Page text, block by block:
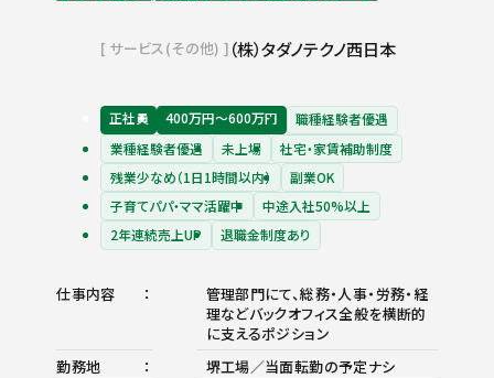
サービス(その他) （株）タダノテクノ西日本
正社員 400万円〜600万円
職種経験者優遇
業種経験者優遇
未上場
社宅・家賃補助制度
残業少なめ（1日1時間以内）
副業OK
子育てパパ・ママ活躍中
中途入社50%以上
2年連続売上UP
退職金制度あり
仕事内容
管理部門にて、総務・人事・労務・経
理などバックオフィス全般を横断的
に支えるポジション
勤務地
堺工場／当面転勤の予定ナシ